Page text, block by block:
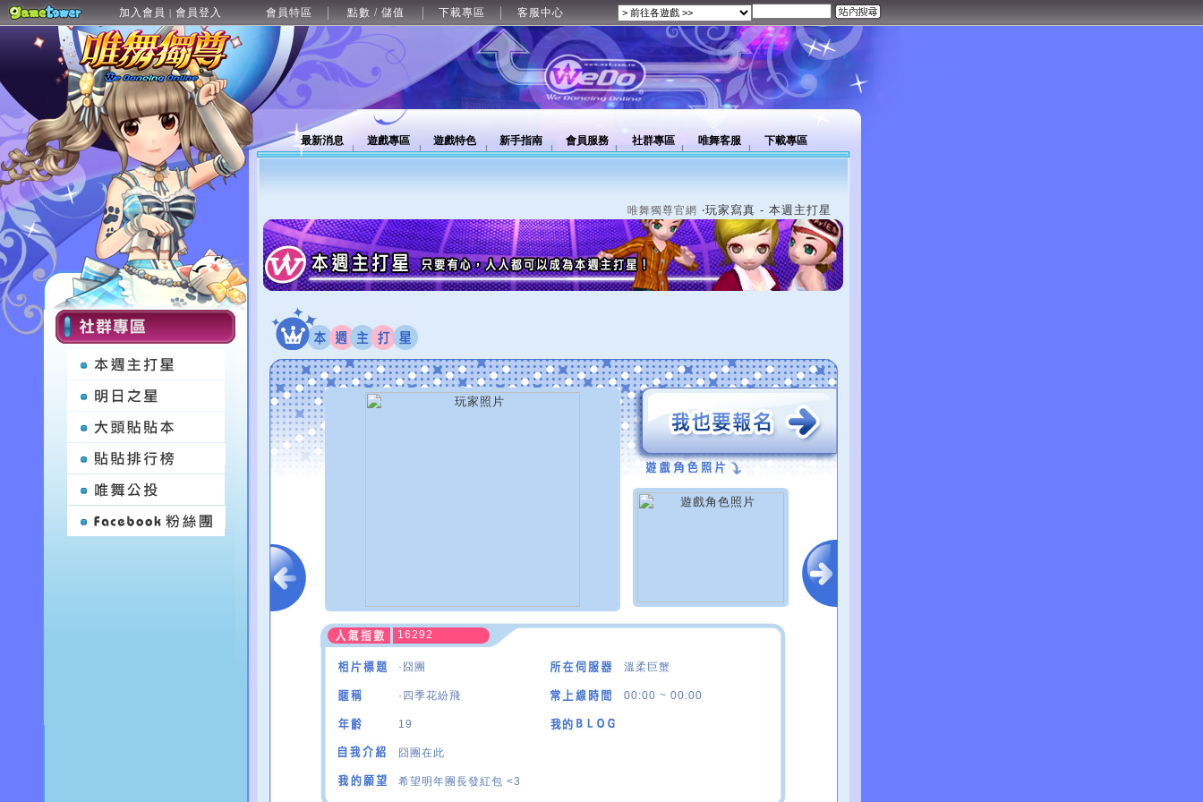
加入會員 | 會員登入 會員特區 點數 / 儲值 下載專區 客服中心
最新消息 遊戲專區 遊戲特色 新手指南 會員服務 社群專區 唯舞客服 下載專區
唯舞獨尊官網 ‧玩家寫真 - 本週主打星
16292
·囧團 溫柔巨蟹
·四季花紛飛 00:00 ~ 00:00
19
囧團在此
希望明年團長發紅包 <3